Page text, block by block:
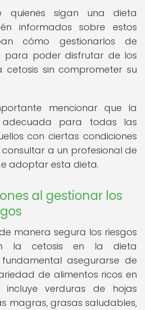
quienes sigan una dieta
informados sobre estos
cómo gestionarlos de
para poder disfrutar de los
cetosis sin comprometer su
mencionar que la
para todas las
con ciertas condiciones
a un profesional de
adoptar esta dieta.
al gestionar los
manera segura los riesgos
la cetosis en la dieta
asegurarse de
de alimentos ricos en
incluye verduras de hojas
magras, grasas saludables,